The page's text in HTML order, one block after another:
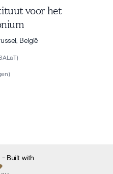
voor het
België
- Built with